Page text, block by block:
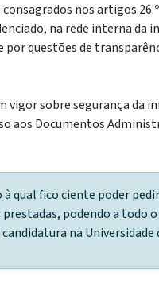
nos artigos
na rede interna
questões de
vigor sobre segurança
aos Documentos
fico ciente poder
podendo a
na Universidade